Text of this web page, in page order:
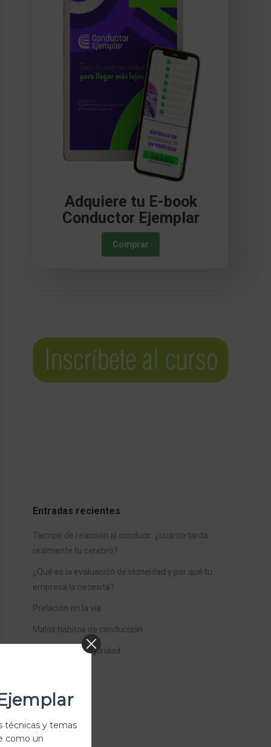
Adquiere tu E-book
Conductor Ejemplar
Comprar
Entradas recientes
Tiempo de reacción al conducir: ¿cuánto tarda
realmente tu cerebro?
¿Qué es la evaluación de idoneidad y por qué tu
empresa la necesita?
Prelación en la vía
Malos hábitos de conducción
Distancia de Seguridad
técnicas y temas
como un